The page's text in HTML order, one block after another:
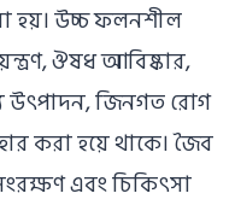
হয়। উচ্চ ফলনশীল
ঔষধ আবিষ্কার,
উৎপাদন, জিনগত রোগ
করা হয়ে থাকে। জৈব
এবং চিকিৎসা